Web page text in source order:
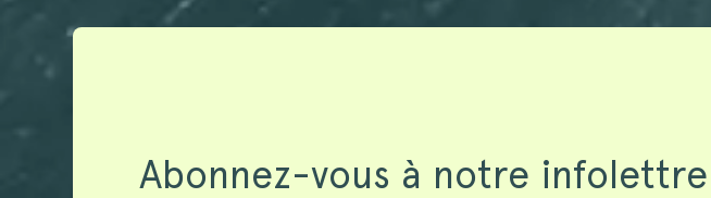
Abonnez-vous à notre infolettre